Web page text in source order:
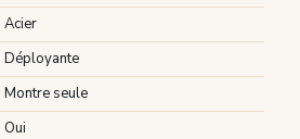
Acier
Déployante
Montre seule
Oui